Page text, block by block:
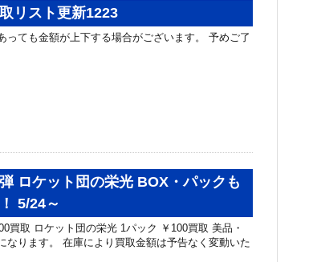
リスト更新1223
ても金額が上下する場合がございます。 予めご了
ロケット団の栄光 BOX・パックも
5/24～
買取 ロケット団の栄光 1パック ￥100買取 美品・
なります。 在庫により買取金額は予告なく変動いた